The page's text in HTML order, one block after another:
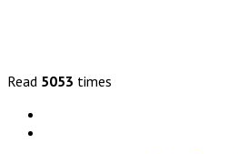
Read 5053 times